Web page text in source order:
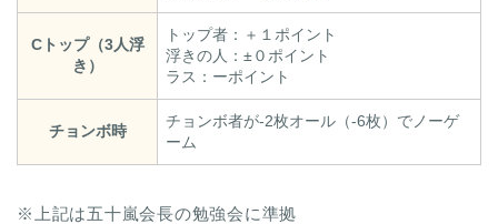
Cトップ（3人浮
き）
トップ者：＋１ポイント
浮きの人：±０ポイント
ラス：ーポイント
チョンボ時
チョンボ者が-2枚オール（-6枚）でノーゲ
ーム
※上記は五十嵐会長の勉強会に準拠